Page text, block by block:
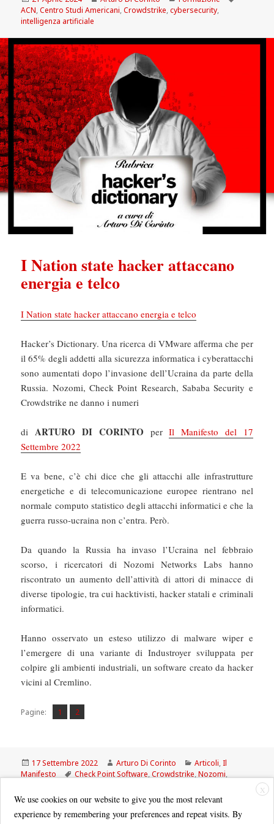
il
ACN,Centro Studi Americani,Crowdstrike,cybersecurity,
intelligenza artificiale
I Nation state hacker attaccano
energia e telco
I Nation state hacker attaccano energia e telco
Hacker’s Dictionary. Una ricerca di VMware afferma che per
il 65% degli addetti alla sicurezza informatica i cyberattacchi
sono aumentati dopo l’invasione dell’Ucraina da parte della
Russia. Nozomi, Check Point Research, Sababa Security e
Crowdstrike ne danno i numeri
di ARTURO DI CORINTO perIl Manifesto del 17
Settembre 2022
E va bene, c’è chi dice che gli attacchi alle infrastrutture
energetiche e di telecomunicazione europee rientrano nel
normale computo statistico degli attacchi informatici e che la
guerra russo-ucraina non c’entra. Però.
Da quando la Russia ha invaso l’Ucraina nel febbraio
scorso, i ricercatori di Nozomi Networks Labs hanno
riscontrato un aumento dell’attività di attori di minacce di
diverse tipologie, tra cui hacktivisti, hacker statali e criminali
informatici.
Hanno osservato un esteso utilizzo di malware wiper e
l’emergere di una variante di Industroyer sviluppata per
colpire gli ambienti industriali, un software creato da hacker
vicini al Cremlino.
Pagine: Pagina
1 ,
Pagina
2
Scritto
il
17 Settembre 2022 Autore
Arturo Di Corinto Categorie
Articoli,Il
Manifesto
Tag
Check Point Software,Crowdstrike,Nozomi,
X
We use cookies on our website to give you the most relevant
experience by remembering your preferences and repeat visits. By